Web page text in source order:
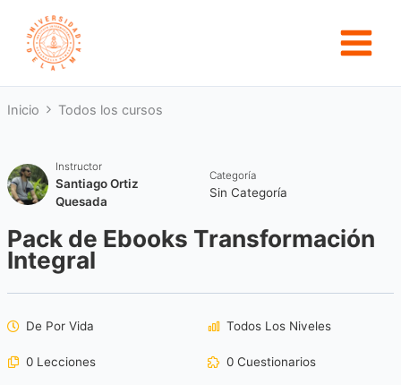
contenido
Inicio Todos los cursos
Instructor
Santiago Ortiz
Quesada
Categoría
Sin Categoría
Pack de Ebooks Transformación
Integral
De Por Vida Todos Los Niveles
0 Lecciones 0 Cuestionarios